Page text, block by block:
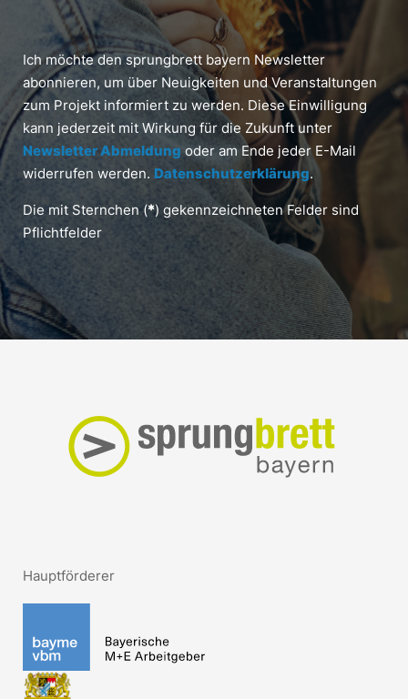
Ich möchte den sprungbrett bayern Newsletter
abonnieren, um über Neuigkeiten und Veranstaltungen
zum Projekt informiert zu werden. Diese Einwilligung
kann jederzeit mit Wirkung für die Zukunft unter
Newsletter Abmeldung oder am Ende jeder E-Mail
widerrufen werden. Datenschutzerklärung.
Die mit Sternchen (*) gekennzeichneten Felder sind
Pflichtfelder
Hauptförderer